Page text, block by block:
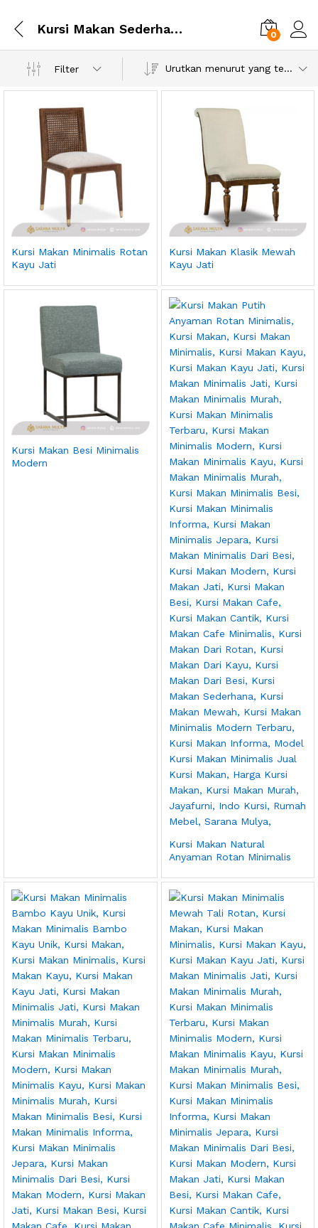
Kursi Makan Sederhana 0
Filter Urutkan menurut yang terbaru
Kursi Makan Minimalis Rotan
Kayu Jati
Kursi Makan Klasik Mewah
Kayu Jati
Kursi Makan Besi Minimalis
Modern
Kursi Makan Natural
Anyaman Rotan Minimalis